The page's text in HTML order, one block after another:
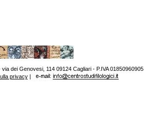
dei Genovesi, 114 09124 Cagliari - P.IVA 01850960905
privacy|